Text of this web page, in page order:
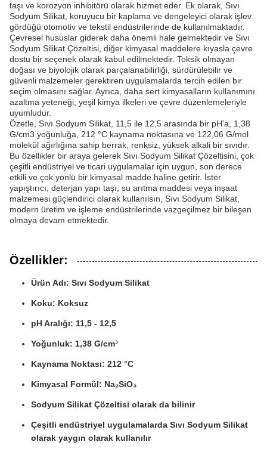
taşı ve korozyon inhibitörü olarak hizmet eder. Ek olarak, Sıvı
Sodyum Silikat, koruyucu bir kaplama ve dengeleyici olarak işlev
gördüğü otomotiv ve tekstil endüstrilerinde de kullanılmaktadır.
Çevresel hususlar giderek daha önemli hale gelmektedir ve Sıvı
Sodyum Silikat Çözeltisi, diğer kimyasal maddelere kıyasla çevre
dostu bir seçenek olarak kabul edilmektedir. Toksik olmayan
doğası ve biyolojik olarak parçalanabilirliği, sürdürülebilir ve
güvenli malzemeler gerektiren uygulamalarda tercih edilen bir
seçim olmasını sağlar. Ayrıca, daha sert kimyasalların kullanımını
azaltma yeteneği, yeşil kimya ilkeleri ve çevre düzenlemeleriyle
uyumludur.
Özetle, Sıvı Sodyum Silikat, 11,5 ile 12,5 arasında bir pH'a, 1,38
G/cm3 yoğunluğa, 212 °C kaynama noktasına ve 122,06 G/mol
molekül ağırlığına sahip berrak, renksiz, yüksek alkali bir sıvıdır.
Bu özellikler bir araya gelerek Sıvı Sodyum Silikat Çözeltisini, çok
çeşitli endüstriyel ve ticari uygulamalar için uygun, son derece
etkili ve çok yönlü bir kimyasal madde haline getirir. İster
yapıştırıcı, deterjan yapı taşı, su arıtma maddesi veya inşaat
malzemesi güçlendirici olarak kullanılsın, Sıvı Sodyum Silikat,
modern üretim ve işleme endüstrilerinde vazgeçilmez bir bileşen
olmaya devam etmektedir.
Özellikler:
Ürün Adı: Sıvı Sodyum Silikat
Koku: Koksuz
pH Aralığı: 11,5 - 12,5
Yoğunluk: 1,38 G/cm³
Kaynama Noktası: 212 °C
Kimyasal Formül: Na₂SiO₃
Sodyum Silikat Çözeltisi olarak da bilinir
Çeşitli endüstriyel uygulamalarda Sıvı Sodyum Silikat
olarak yaygın olarak kullanılır